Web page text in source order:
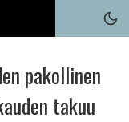
pakollinen
takuu